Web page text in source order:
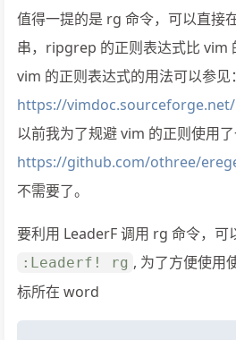
值得一提的是 rg 命令，可以直接
串，ripgrep 的正则表达式比 vim
vim 的正则表达式的用法可以参见：
https://
以前我为了规避 vim 的正则使用
https://github.com/othree/
不需要了。
要利用 LeaderF 调用 rg 命令，可
:Leaderf! rg , 为了方便使用
标所在 word